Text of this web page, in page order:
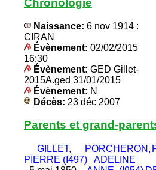
Chronologie
Naissance: 6 nov 1914 :
CIRAN
Évènement: 02/02/2015
16:30
Évènement: GED Gillet-
2015A.ged 31/01/2015
Évènement: N
Décès: 23 déc 2007
Parents et grand-
GILLET,
PIERRE (I497)
PORCHERON,
ADELINE